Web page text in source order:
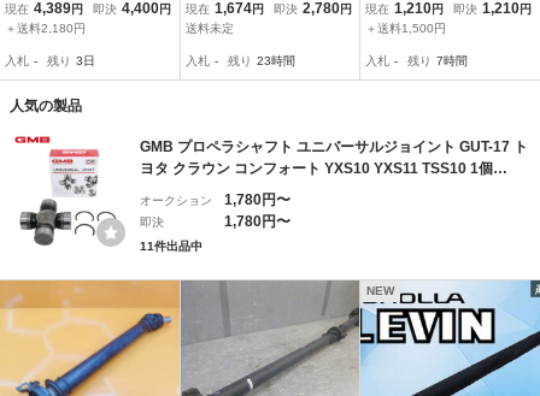
クシー フロント ドライブ
シャフト ドラシャ 右 運
現在 4,389円 即決 4,400円
＋送料2,180円
入札 - 残り 3日
タ 2.0 スーパールーセン
ト GX100 プロペラシャフ
00 JZX105 GX105 マーク
現在 1,674円 即決 2,780円
送料未定
入札 - 残り 23時間
フト】27102-68H12 H2
6 スズキ エブリイ DR64
2
現在 1,210円 即決 1,210円
＋送料1,500円
入札 - 残り 7時間
人気の製品
GMB プロペラシャフト ユニバーサルジョイント GUT-17 ト
ヨタ クラウン コンフォート YXS10 YXS11 TSS10 1個
04371-60100
オークション 1,780円〜
即決 1,780円〜
11件出品中
NEW